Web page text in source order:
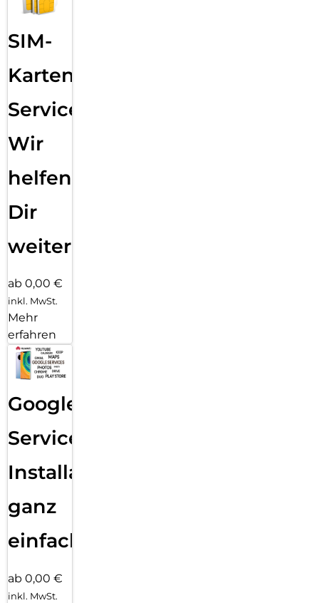
SIM-
Karten
Service:
Wir
helfen
Dir
weiter
ab 0,00 €
inkl. MwSt.
Mehr
erfahren
Google
Services
Installation
ganz
einfach
ab 0,00 €
inkl. MwSt.